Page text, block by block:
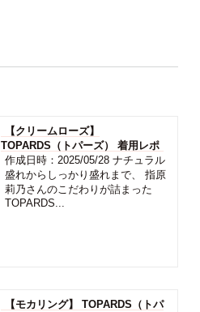
【クリームローズ】
TOPARDS（トパーズ） 着用レポ
作成日時：2025/05/28 ナチュラル
盛れからしっかり盛れまで、 指原
莉乃さんのこだわりが詰まった
TOPARDS...
【モカリング】 TOPARDS（トパ